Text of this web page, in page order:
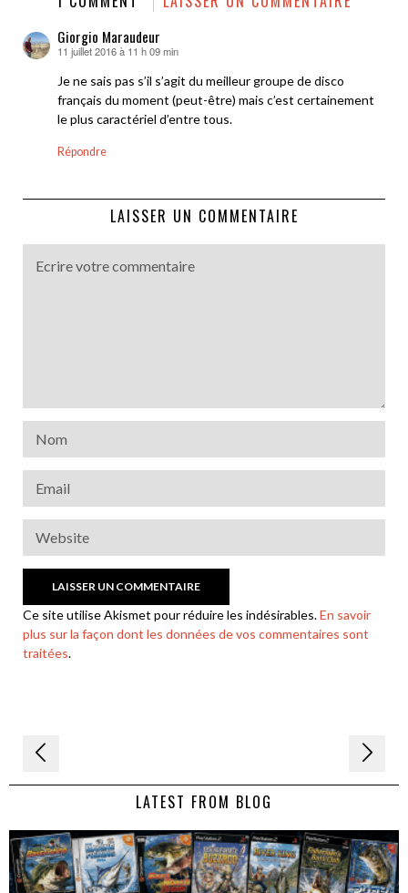
Giorgio Maraudeur
dit :
11 juillet 2016 à 11 h 09 min
Je ne sais pas s’il s’agit du meilleur groupe de disco
français du moment (peut-être) mais c’est certainement
le plus caractériel d’entre tous.
Répondre
LAISSER UN COMMENTAIRE
Ce site utilise Akismet pour réduire les indésirables.En savoir
plus sur la façon dont les données de vos commentaires sont
traitées.
Navigation
de LATEST FROM BLOG